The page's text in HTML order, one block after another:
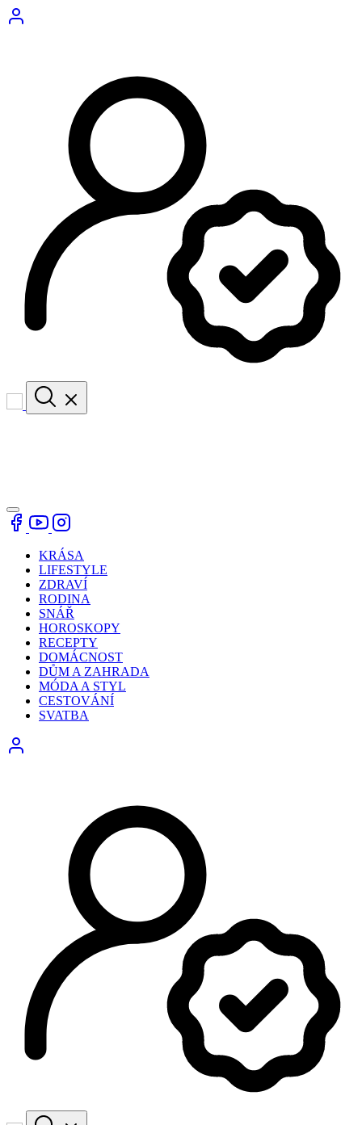
KRÁSA
LIFESTYLE
ZDRAVÍ
RODINA
SNÁŘ
HOROSKOPY
RECEPTY
DOMÁCNOST
DŮM A ZAHRADA
MÓDA A STYL
CESTOVÁNÍ
SVATBA